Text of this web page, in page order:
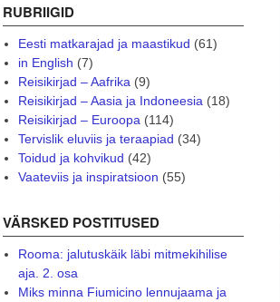
RUBRIIGID
Eesti matkarajad ja maastikud (61)
in English (7)
Reisikirjad – Aafrika(9)
Reisikirjad – Aasia ja Indoneesia(18)
Reisikirjad – Euroopa(114)
Tervislik eluviis ja teraapiad (34)
Toidud ja kohvikud (42)
Vaateviis ja inspiratsioon (55)
VÄRSKED POSTITUSED
Rooma: jalutuskäik läbi mitmekihilise
aja. 2. osa
Miks minna Fiumicino lennujaama ja